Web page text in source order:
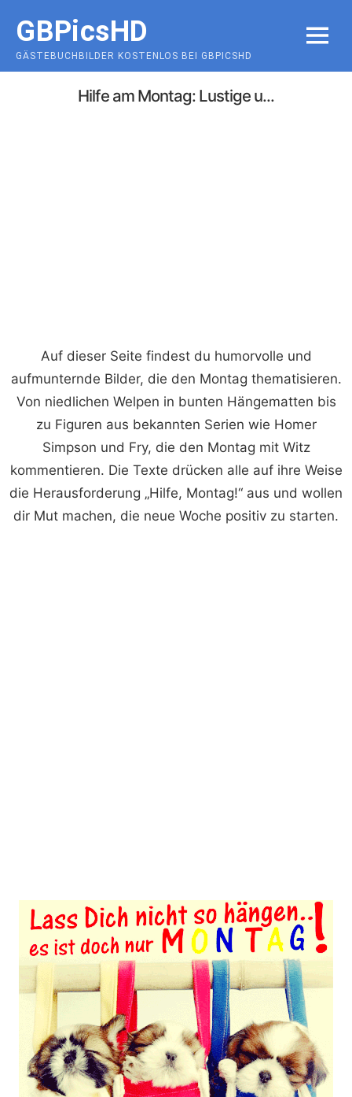
content
GBPicsHD
GÄSTEBUCHBILDER KOSTENLOS BEI GBPICSHD
MENU
Hilfe am Montag: Lustige u...
Auf dieser Seite findest du humorvolle und
aufmunternde Bilder, die den Montag thematisieren.
Von niedlichen Welpen in bunten Hängematten bis
zu Figuren aus bekannten Serien wie Homer
Simpson und Fry, die den Montag mit Witz
kommentieren. Die Texte drücken alle auf ihre Weise
die Herausforderung „Hilfe, Montag!“ aus und wollen
dir Mut machen, die neue Woche positiv zu starten.